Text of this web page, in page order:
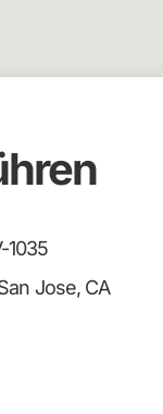
1035
Jose, CA